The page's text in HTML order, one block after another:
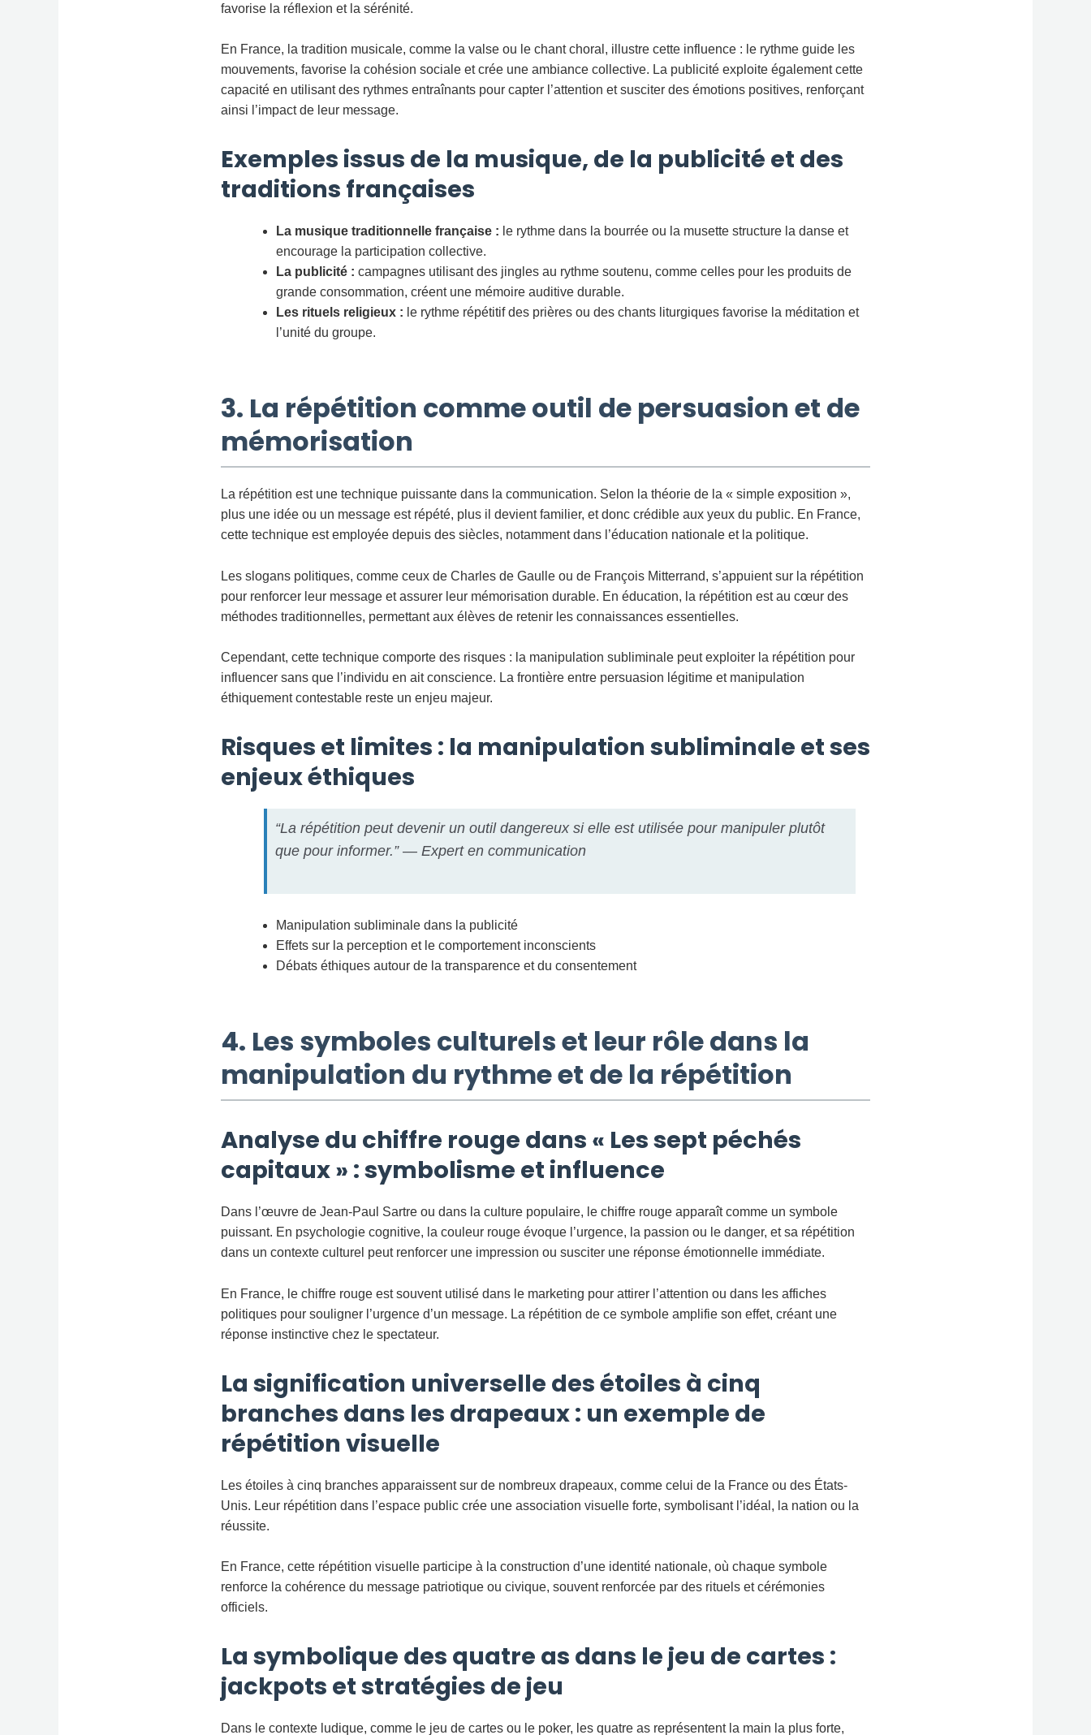
favorise la réflexion et la sérénité.
En France, la tradition musicale, comme la valse ou le chant choral, illustre cette influence : le rythme guide les
mouvements, favorise la cohésion sociale et crée une ambiance collective. La publicité exploite également cette
capacité en utilisant des rythmes entraînants pour capter l’attention et susciter des émotions positives, renforçant
ainsi l’impact de leur message.
Exemples issus de la musique, de la publicité et des
traditions françaises
La musique traditionnelle française : le rythme dans la bourrée ou la musette structure la danse et
encourage la participation collective.
La publicité : campagnes utilisant des jingles au rythme soutenu, comme celles pour les produits de
grande consommation, créent une mémoire auditive durable.
Les rituels religieux : le rythme répétitif des prières ou des chants liturgiques favorise la méditation et
l’unité du groupe.
3. La répétition comme outil de persuasion et de
mémorisation
La répétition est une technique puissante dans la communication. Selon la théorie de la « simple exposition »,
plus une idée ou un message est répété, plus il devient familier, et donc crédible aux yeux du public. En France,
cette technique est employée depuis des siècles, notamment dans l’éducation nationale et la politique.
Les slogans politiques, comme ceux de Charles de Gaulle ou de François Mitterrand, s’appuient sur la répétition
pour renforcer leur message et assurer leur mémorisation durable. En éducation, la répétition est au cœur des
méthodes traditionnelles, permettant aux élèves de retenir les connaissances essentielles.
Cependant, cette technique comporte des risques : la manipulation subliminale peut exploiter la répétition pour
influencer sans que l’individu en ait conscience. La frontière entre persuasion légitime et manipulation
éthiquement contestable reste un enjeu majeur.
Risques et limites : la manipulation subliminale et ses
enjeux éthiques
“La répétition peut devenir un outil dangereux si elle est utilisée pour manipuler plutôt
que pour informer.” — Expert en communication
Manipulation subliminale dans la publicité
Effets sur la perception et le comportement inconscients
Débats éthiques autour de la transparence et du consentement
4. Les symboles culturels et leur rôle dans la
manipulation du rythme et de la répétition
Analyse du chiffre rouge dans « Les sept péchés
capitaux » : symbolisme et influence
Dans l’œuvre de Jean-Paul Sartre ou dans la culture populaire, le chiffre rouge apparaît comme un symbole
puissant. En psychologie cognitive, la couleur rouge évoque l’urgence, la passion ou le danger, et sa répétition
dans un contexte culturel peut renforcer une impression ou susciter une réponse émotionnelle immédiate.
En France, le chiffre rouge est souvent utilisé dans le marketing pour attirer l’attention ou dans les affiches
politiques pour souligner l’urgence d’un message. La répétition de ce symbole amplifie son effet, créant une
réponse instinctive chez le spectateur.
La signification universelle des étoiles à cinq
branches dans les drapeaux : un exemple de
répétition visuelle
Les étoiles à cinq branches apparaissent sur de nombreux drapeaux, comme celui de la France ou des États-
Unis. Leur répétition dans l’espace public crée une association visuelle forte, symbolisant l’idéal, la nation ou la
réussite.
En France, cette répétition visuelle participe à la construction d’une identité nationale, où chaque symbole
renforce la cohérence du message patriotique ou civique, souvent renforcée par des rituels et cérémonies
officiels.
La symbolique des quatre as dans le jeu de cartes :
jackpots et stratégies de jeu
Dans le contexte ludique, comme le jeu de cartes ou le poker, les quatre as représentent la main la plus forte,